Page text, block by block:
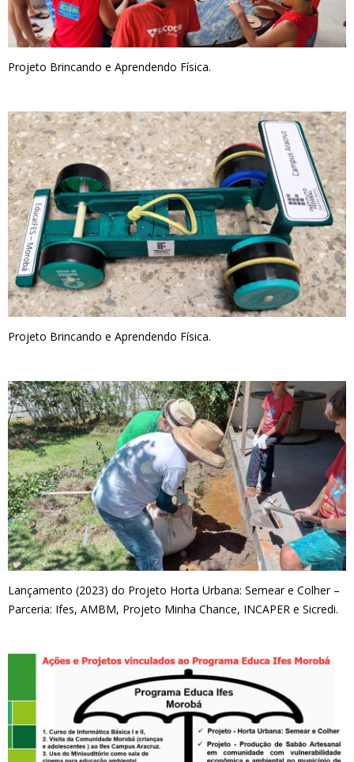
Projeto Brincando e Aprendendo Física.
Projeto Brincando e Aprendendo Física.
Lançamento (2023) do Projeto Horta Urbana: Semear e Colher –
Parceria: Ifes, AMBM, Projeto Minha Chance, INCAPER e Sicredi.